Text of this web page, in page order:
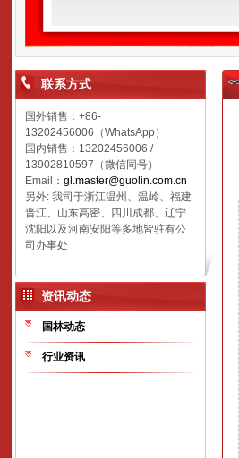
联系方式
国外销售：+86-
13202456006（WhatsApp）
国内销售： 13202456006 /
13902810597（微信同号）
Email： gl.master@guolin.com.cn
另外: 我司于浙江温州、温岭、福建
晋江、山东高密、四川成都、辽宁
沈阳以及河南安阳等多地皆驻有公
司办事处
资讯动态
国林动态
行业资讯